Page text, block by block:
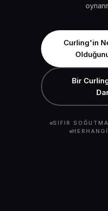
Curling'in
Bir
SIFIR SOĞUTMA